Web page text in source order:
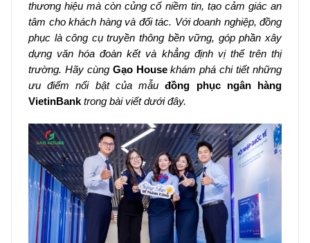
thương hiệu mà còn củng cố niềm tin, tạo cảm giác an
tâm cho khách hàng và đối tác. Với doanh nghiệp, đồng
phục là công cụ truyền thông bền vững, góp phần xây
dựng văn hóa đoàn kết và khẳng định vị thế trên thị
trường. Hãy cùng Gạo Housekhám phá chi tiết những
ưu điểm nổi bật của mẫuđồng phục ngân hàng
VietinBank trong bài viết dưới đây.